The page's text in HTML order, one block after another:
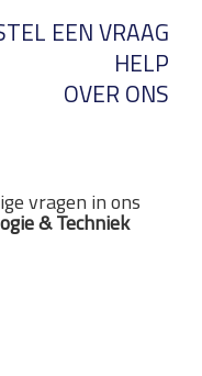
EEN VRAAG
HELP
OVER ONS
vragen in ons
& Techniek